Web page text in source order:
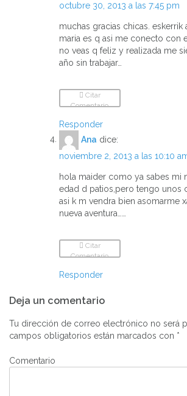
octubre 30, 2013 a las 7:45 pm
muchas gracias chicas. eskerrik
maria es q asi me conecto con
no veas q feliz y realizada me
año sin trabajar…
Citar
Comentario
Responder
Ana dice:
noviembre 2, 2013 a las 10:10
hola maider como ya sabes mi
edad d patios,pero tengo unos
asi k m vendra bien asomarme
nueva aventura……
Citar
Comentario
Responder
Deja un comentario
Tu dirección de correo electrónico no será
campos obligatorios están marcados con *
Comentario